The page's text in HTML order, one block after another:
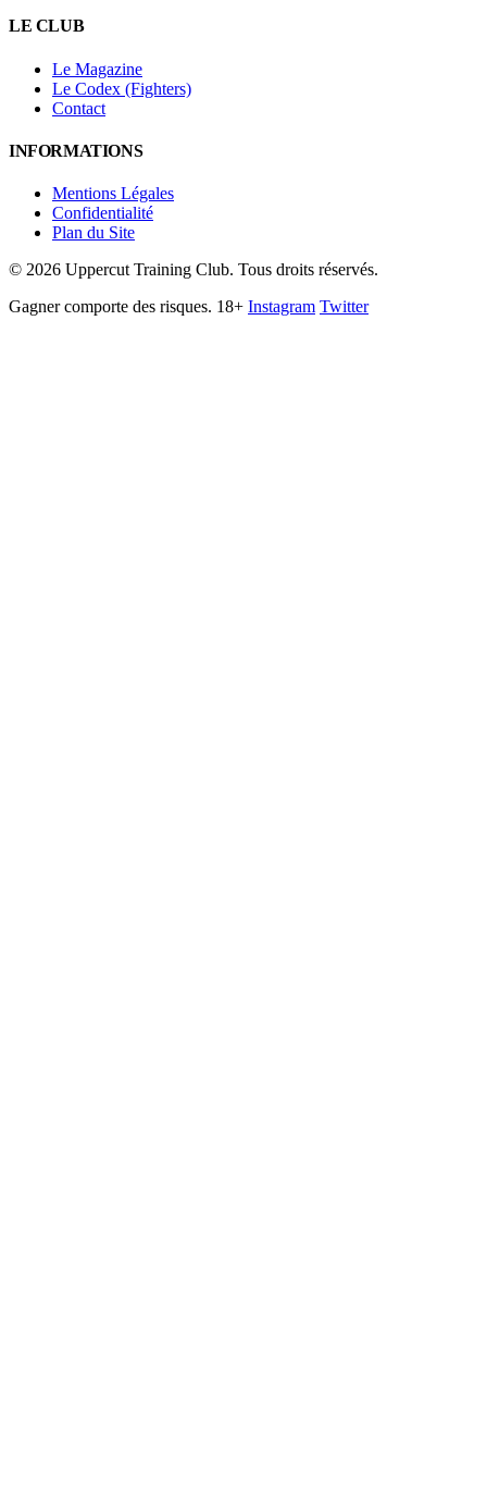
LE CLUB
Le Magazine
Le Codex (Fighters)
Contact
INFORMATIONS
Mentions Légales
Confidentialité
Plan du Site
© 2026 Uppercut Training Club. Tous droits réservés.
Gagner comporte des risques. 18+ Instagram Twitter